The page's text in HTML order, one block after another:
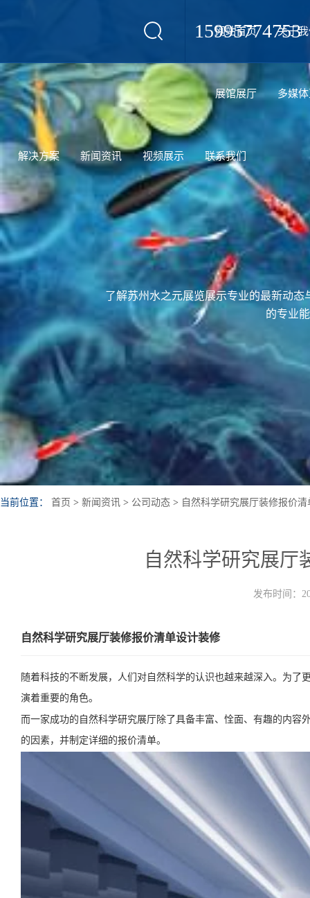
15995774753
网站首页 关于
展馆展厅 多媒
解决方案 新闻资讯 视频展示 联系我们
了解苏州水之元展览展示专业的最新动
的专业
当前位置： 首页 > 新闻资讯 > 公司动态 > 自然科学研究展厅装修报价
自然科学研究展厅
发布时间：
自然科学研究展厅装修报价清单设计装修
随着科技的不断发展，人们对自然科学的认识也越来越深入。为
演着重要的角色。
而一家成功的自然科学研究展厅除了具备丰富、恮面、有趣的内
的因素，并制定详细的报价清单。